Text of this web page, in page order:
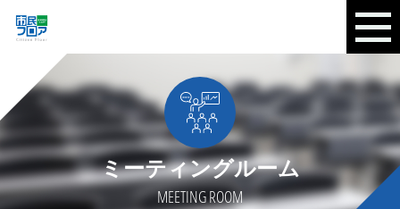
ミーティングルーム
MEETING ROOM